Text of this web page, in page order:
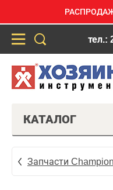
тел.:
КАТАЛОГ
Запчасти Champion